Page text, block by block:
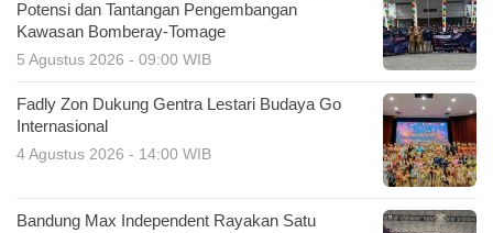
Potensi dan Tantangan Pengembangan
Kawasan Bomberay-Tomage
5 Agustus 2026 - 09:00 WIB
Fadly Zon Dukung Gentra Lestari Budaya Go
Internasional
4 Agustus 2026 - 14:00 WIB
Bandung Max Independent Rayakan Satu